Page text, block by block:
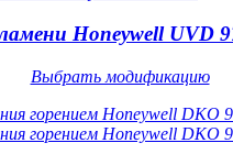
Honeywell UVD
Выбрать модификацию
горением Honeywell DKO
горением Honeywell DKO